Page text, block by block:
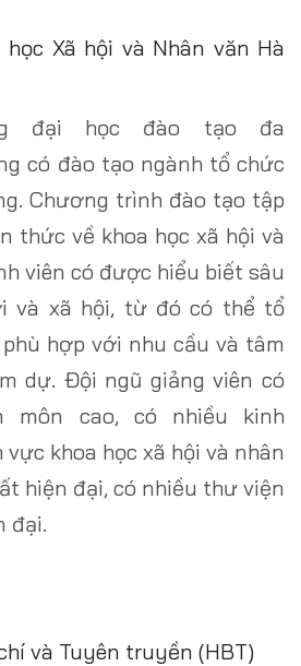
Xã hội và Nhân văn Hà
đại học đào tạo đa
có đào tạo ngành tổ chức
Chương trình đào tạo tập
thức về khoa học xã hội và
viên có được hiểu biết sâu
và xã hội, từ đó có thể tổ
hợp với nhu cầu và tâm
dự. Đội ngũ giảng viên có
môn cao, có nhiều kinh
khoa học xã hội và nhân
hiện đại, có nhiều thư viện
đại.
và Tuyên truyền (HBT)